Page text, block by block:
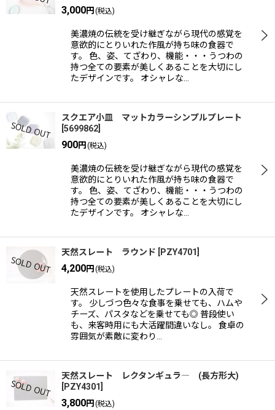
3,000円 (税込)
美濃焼の伝統を受け継ぎながら現代の感覚を
意欲的にとりいれた作風が持ち味の食器で
す。 色、姿、てざわり、機能・・・うつわの
持つ全ての要素が美しくあることを大切にし
たデザインです。 オシャレな…
スクエア小皿 マットカラーシンプルプレート
5699862
900円 (税込)
美濃焼の伝統を受け継ぎながら現代の感覚を
意欲的にとりいれた作風が持ち味の食器で
す。 色、姿、てざわり、機能・・・うつわの
持つ全ての要素が美しくあることを大切にし
たデザインです。 オシャレな…
天然スレート ラウンド PZY4701
4,200円 (税込)
天然スレートを使用したプレートの入荷で
す。 少しづつ色々な食事を乗せても、ハムや
チーズ、パスタなどを乗せても◎ 普段使い
も、来客時用にも大活躍間違いなし。 食卓の
雰囲気が素敵に変わり…
天然スレート レクタンギュラ― (長方形大)
PZY4301
3,800円 (税込)